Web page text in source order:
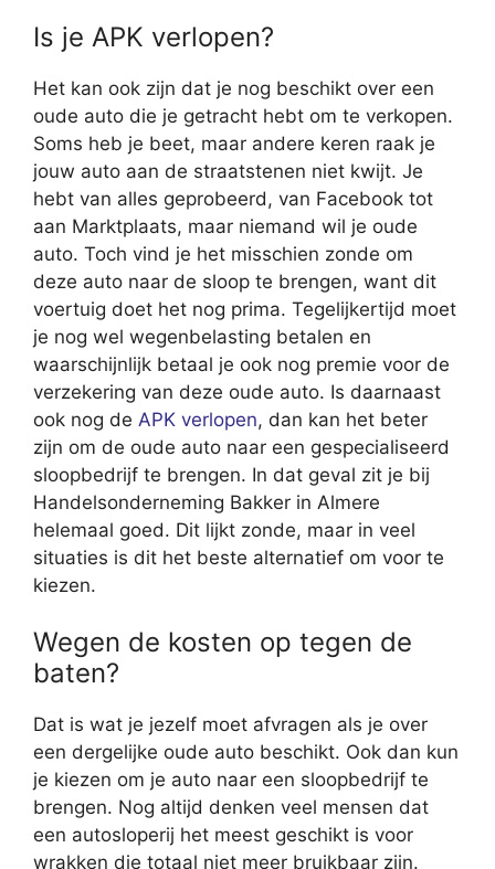
Is je APK verlopen?
Het kan ook zijn dat je nog beschikt over een
oude auto die je getracht hebt om te verkopen.
Soms heb je beet, maar andere keren raak je
jouw auto aan de straatstenen niet kwijt. Je
hebt van alles geprobeerd, van Facebook tot
aan Marktplaats, maar niemand wil je oude
auto. Toch vind je het misschien zonde om
deze auto naar de sloop te brengen, want dit
voertuig doet het nog prima. Tegelijkertijd moet
je nog wel wegenbelasting betalen en
waarschijnlijk betaal je ook nog premie voor de
verzekering van deze oude auto. Is daarnaast
ook nog de APK verlopen, dan kan het beter
zijn om de oude auto naar een gespecialiseerd
sloopbedrijf te brengen. In dat geval zit je bij
Handelsonderneming Bakker in Almere
helemaal goed. Dit lijkt zonde, maar in veel
situaties is dit het beste alternatief om voor te
kiezen.
Wegen de kosten op tegen de
baten?
Dat is wat je jezelf moet afvragen als je over
een dergelijke oude auto beschikt. Ook dan kun
je kiezen om je auto naar een sloopbedrijf te
brengen. Nog altijd denken veel mensen dat
een autosloperij het meest geschikt is voor
wrakken die totaal niet meer bruikbaar zijn.